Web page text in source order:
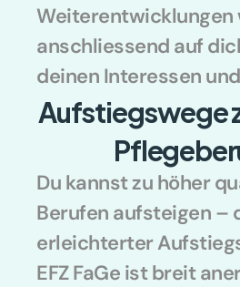
Weiterentwicklungen
anschliessend auf
deinen Interessen
Aufstiegswege
Du kannst zu höher
Berufen aufsteigen –
erleichterter
EFZ FaGe ist breit